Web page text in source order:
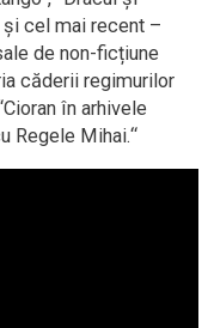
și cel mai recent –
de non-ficțiune
căderii regimurilor
în arhivele
Regele Mihai.“